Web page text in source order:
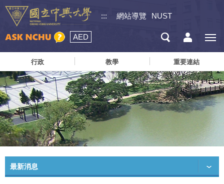
::: 網站導覽 NUST
AED
行政 教學 重要連結
最新消息